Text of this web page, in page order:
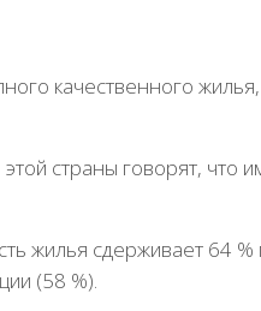
качественного
страны говорят, что
жилья сдерживает 64
(58 %).